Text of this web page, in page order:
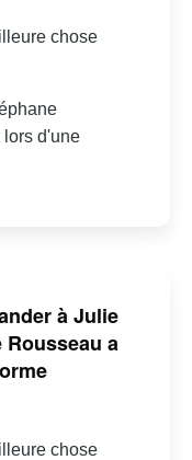
chose
lors d'une
à Julie
Rousseau a
chose